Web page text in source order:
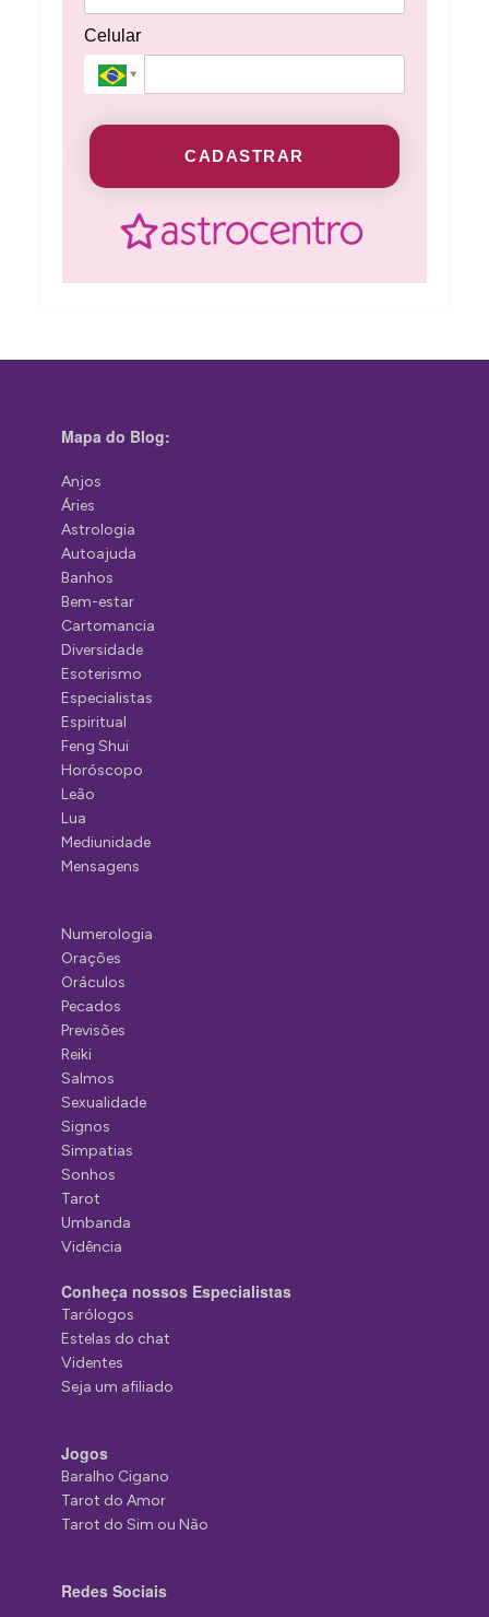
Celular
CADASTRAR
Mapa do Blog:
Anjos
Áries
Astrologia
Autoajuda
Banhos
Bem-estar
Cartomancia
Diversidade
Esoterismo
Especialistas
Espiritual
Feng Shui
Horóscopo
Leão
Lua
Mediunidade
Mensagens
Numerologia
Orações
Oráculos
Pecados
Previsões
Reiki
Salmos
Sexualidade
Signos
Simpatias
Sonhos
Tarot
Umbanda
Vidência
Conheça nossos Especialistas
Tarólogos
Estelas do chat
Videntes
Seja um afiliado
Jogos
Baralho Cigano
Tarot do Amor
Tarot do Sim ou Não
Redes Sociais